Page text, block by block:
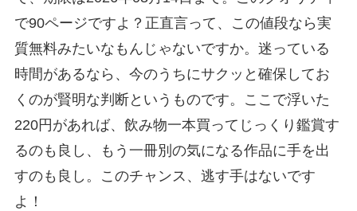
で90ページですよ？正直言って、この値段なら実
質無料みたいなもんじゃないですか。迷っている
時間があるなら、今のうちにサクッと確保してお
くのが賢明な判断というものです。ここで浮いた
220円があれば、飲み物一本買ってじっくり鑑賞す
るのも良し、もう一冊別の気になる作品に手を出
すのも良し。このチャンス、逃す手はないです
よ！